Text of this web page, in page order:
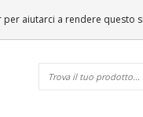
aiutarci a rendere questo